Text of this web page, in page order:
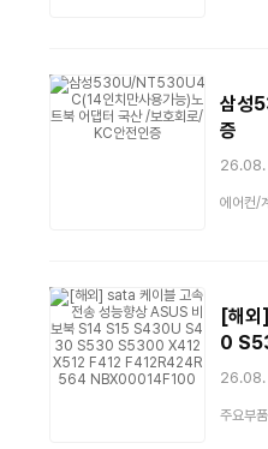
삼성
증
26.08.
상
에어컨/
[해
0
26.08.
상
주요부품